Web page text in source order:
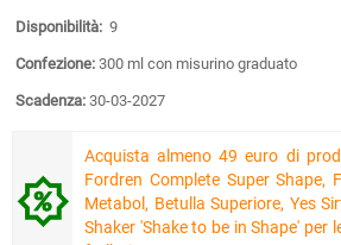
Disponibilità: 9
Confezione: 300 ml con misurino graduato
Scadenza: 30-03-2027
Acquista almeno 49 euro di
Fordren Complete Super Shape,
Metabol, Betulla Superiore, Yes
Shaker 'Shake to be in Shape' per